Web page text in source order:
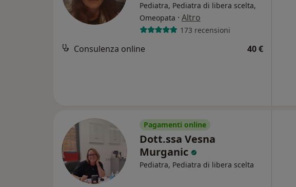
Pediatra, Pediatra di libera scelta,
Omeopata · Altro
173 recensioni
Consulenza online 40 €
Pagamenti online
Dott.ssa Vesna
Murganic
Pediatra, Pediatra di libera scelta